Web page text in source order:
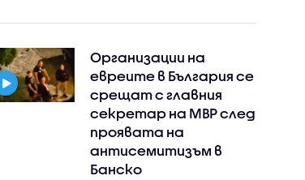
Организации на
евреите в България се
срещат с главния
секретар на МВР след
проявата на
антисемитизъм в
Банско